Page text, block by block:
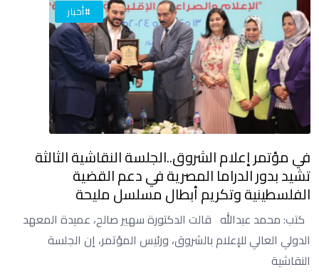
#أخبار
في مؤتمر إعلام الشروق..الجلسة النقاشية الثالثة
تشيد بدور الدراما المصرية في دعم القضية
الفلسطينية وتكريم أبطال مسلسل مليحة
كتب: محمد عبدالله قالت الدكتورة سهير صالح، عميدة المعهد
الدولي العالي للإعلام بالشروق، ورئيس المؤتمر، إن الجلسة
النقاشية